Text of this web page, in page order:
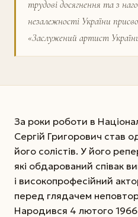
трудові досягнення та з
незалежності України
«Заслужений артист
За роки роботи в
Сергій Григорович став
його солістів. У його
які обдарований співак
і високопрофесійний
перед глядачем
Народився 4 лютого